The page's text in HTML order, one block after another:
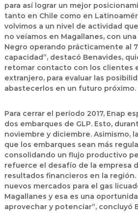
para así lograr un mejor
tanto en Chile como en
volvimos a un nivel de actividad
no veíamos en Magallanes, con
Negro operando prácticamente al
capacidad”, destacó Benavides,
retomar contacto con los clientes
extranjero, para evaluar las
abastecerlos en un futuro próximo.
Para cerrar el período 2017, Enap
dos embarques de GLP. Esto,
noviembre y diciembre. Asimismo,
que los embarques sean más
consolidando un flujo productivo
refuerce el desafío de la empresa
resultados financieros en la región.
nuevos mercados para el gas
Magallanes y esa es una
aprovechar y potenciar”, concluyó